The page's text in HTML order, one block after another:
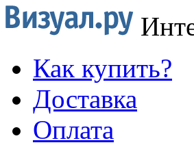
Как купить?
Доставка
Оплата